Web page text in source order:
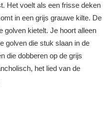
Het voelt als een frisse deken
in een grijs grauwe kilte. De
golven kietelt. Je hoort alleen
golven die stuk slaan in de
die dobberen op de grijs
het lied van de